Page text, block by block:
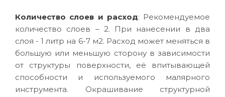
Количество слоев и расход: Рекомендуемое
количество слоев – 2. При нанесении в два
слоя - 1 литр на 6-7 м2. Расход может меняться в
большую или меньшую сторону в зависимости
от структуры поверхности, её впитывающей
способности и используемого малярного
инструмента. Окрашивание структурной